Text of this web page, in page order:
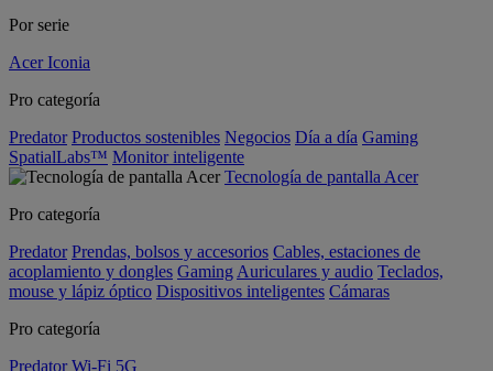
Por serie
Acer Iconia
Pro categoría
Predator Productos sostenibles Negocios Día a día Gaming
SpatialLabs™ Monitor inteligente
Tecnología de pantalla Acer
Pro categoría
Predator Prendas, bolsos y accesorios Cables, estaciones de
acoplamiento y dongles Gaming Auriculares y audio Teclados,
mouse y lápiz óptico Dispositivos inteligentes Cámaras
Pro categoría
Predator Wi-Fi 5G